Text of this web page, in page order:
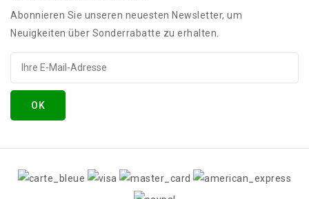
Abonnieren Sie unseren neuesten Newsletter, um
Neuigkeiten über Sonderrabatte zu erhalten.